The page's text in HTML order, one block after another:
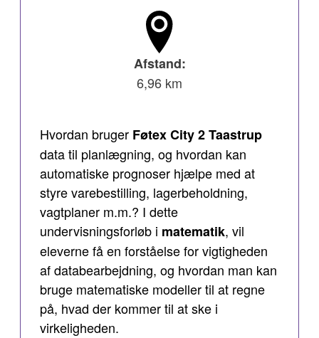
Afstand:
6,96 km
Hvordan bruger Føtex City 2 Taastrup
data til planlægning, og hvordan kan
automatiske prognoser hjælpe med at
styre varebestilling, lagerbeholdning,
vagtplaner m.m.? I dette
undervisningsforløb i matematik, vil
eleverne få en forståelse for vigtigheden
af databearbejdning, og hvordan man kan
bruge matematiske modeller til at regne
på, hvad der kommer til at ske i
virkeligheden.